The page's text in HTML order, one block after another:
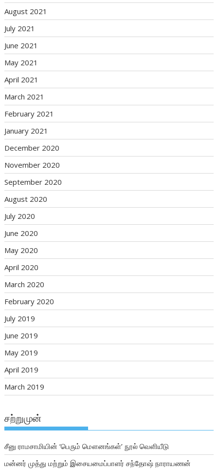
August 2021
July 2021
June 2021
May 2021
April 2021
March 2021
February 2021
January 2021
December 2020
November 2020
September 2020
August 2020
July 2020
June 2020
May 2020
April 2020
March 2020
February 2020
July 2019
June 2019
May 2019
April 2019
March 2019
சற்றுமுன்
சீனு ராமசாமியின் ‘பெரும் மௌனங்கள்’ நூல் வெளியீடு
மன்னர் முத்து மற்றும் இசையமைப்பாளர் சந்தோஷ் நாராயணன்